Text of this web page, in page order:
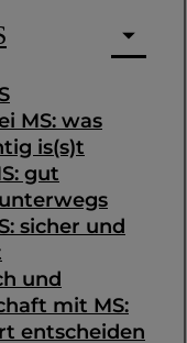
MS: was
is(s)t
gut
sicher und
und
mit MS:
entscheiden